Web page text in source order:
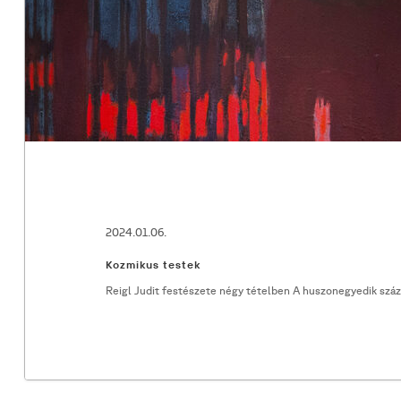
2024.01.06.
Kozmikus testek
Reigl Judit festészete négy tételben A huszonegyedik